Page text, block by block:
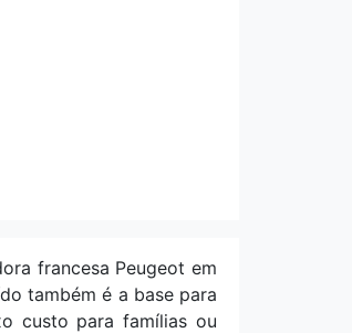
francesa Peugeot em
também é a base para
custo para famílias ou